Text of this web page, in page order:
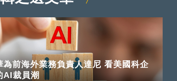
為前海外業務負責人達尼 看美國科企
AI裁員潮